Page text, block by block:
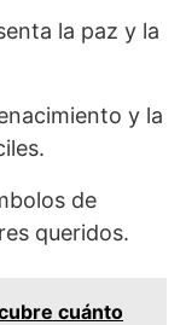
la paz y la
y la
de
queridos.
cuánto